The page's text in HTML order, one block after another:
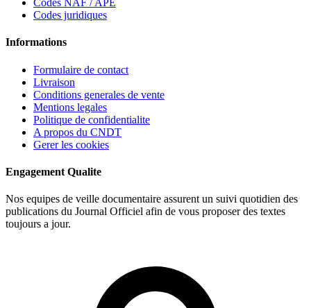
Codes NAF / APE
Codes juridiques
Informations
Formulaire de contact
Livraison
Conditions generales de vente
Mentions legales
Politique de confidentialite
A propos du CNDT
Gerer les cookies
Engagement Qualite
Nos equipes de veille documentaire assurent un suivi quotidien des
publications du Journal Officiel afin de vous proposer des textes
toujours a jour.